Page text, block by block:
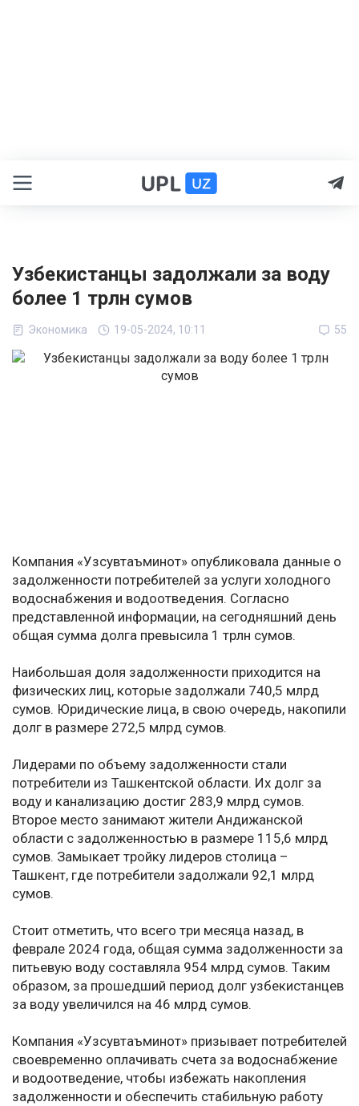
Узбекистанцы задолжали за воду
более 1 трлн сумов
Экономика 19-05-2024, 10:11 55
Компания «Узсувтаъминот» опубликовала данные о
задолженности потребителей за услуги холодного
водоснабжения и водоотведения. Согласно
представленной информации, на сегодняшний день
общая сумма долга превысила 1 трлн сумов.
Наибольшая доля задолженности приходится на
физических лиц, которые задолжали 740,5 млрд
сумов. Юридические лица, в свою очередь, накопили
долг в размере 272,5 млрд сумов.
Лидерами по объему задолженности стали
потребители из Ташкентской области. Их долг за
воду и канализацию достиг 283,9 млрд сумов.
Второе место занимают жители Андижанской
области с задолженностью в размере 115,6 млрд
сумов. Замыкает тройку лидеров столица –
Ташкент, где потребители задолжали 92,1 млрд
сумов.
Стоит отметить, что всего три месяца назад, в
феврале 2024 года, общая сумма задолженности за
питьевую воду составляла 954 млрд сумов. Таким
образом, за прошедший период долг узбекистанцев
за воду увеличился на 46 млрд сумов.
Компания «Узсувтаъминот» призывает потребителей
своевременно оплачивать счета за водоснабжение
и водоотведение, чтобы избежать накопления
задолженности и обеспечить стабильную работу